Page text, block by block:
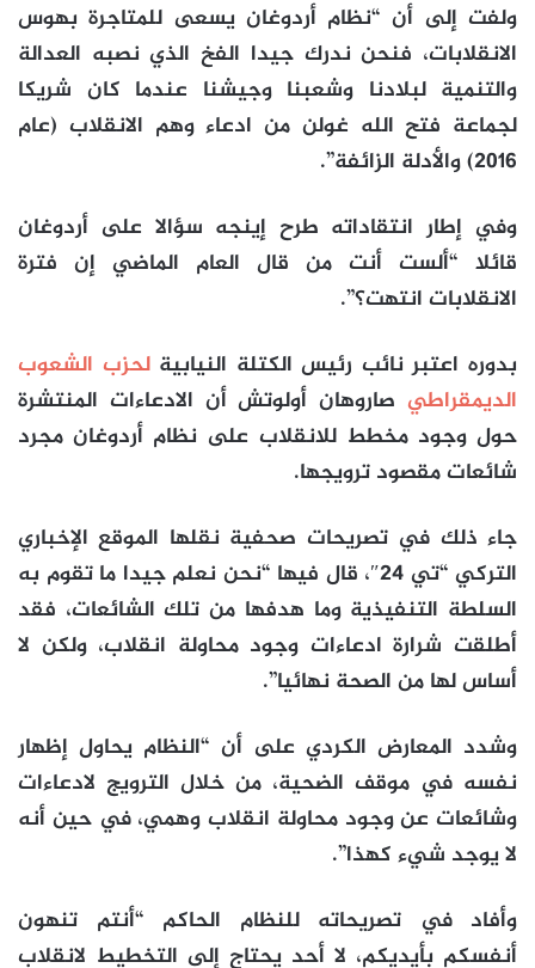
ولفت إلى أن “نظام أردوغان يسعى للمتاجرة بهوس
الانقلابات، فنحن ندرك جيدا الفخ الذي نصبه العدالة
والتنمية لبلادنا وشعبنا وجيشنا عندما كان شريكا
لجماعة فتح الله غولن من ادعاء وهم الانقلاب (عام
2016) والأدلة الزائفة”.
وفي إطار انتقاداته طرح إينجه سؤالا على أردوغان
قائلا “ألست أنت من قال العام الماضي إن فترة
الانقلابات انتهت؟”.
بدوره اعتبر نائب رئيس الكتلة النيابيةلحزب الشعوب
الديمقراطي صاروهان أولوتش أن الادعاءات المنتشرة
حول وجود مخطط للانقلاب على نظام أردوغان مجرد
شائعات مقصود ترويجها.
جاء ذلك في تصريحات صحفية نقلها الموقع الإخباري
التركي “تي 24″، قال فيها “نحن نعلم جيدا ما تقوم به
السلطة التنفيذية وما هدفها من تلك الشائعات، فقد
أطلقت شرارة ادعاءات وجود محاولة انقلاب، ولكن لا
أساس لها من الصحة نهائيا”.
وشدد المعارض الكردي على أن “النظام يحاول إظهار
نفسه في موقف الضحية، من خلال الترويج لادعاءات
وشائعات عن وجود محاولة انقلاب وهمي، في حين أنه
لا يوجد شيء كهذا”.
وأفاد في تصريحاته للنظام الحاكم “أنتم تنهون
أنفسكم بأيديكم، لا أحد يحتاج إلى التخطيط لانقلاب